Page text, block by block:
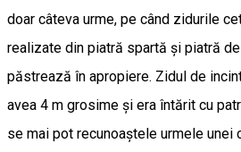
doar câteva urme, pe când zidurile
realizate din piatră spartă şi piatră
păstrează în apropiere. Zidul de
avea 4 m grosime şi era întărit cu
se mai pot recunoaştele urmele unei